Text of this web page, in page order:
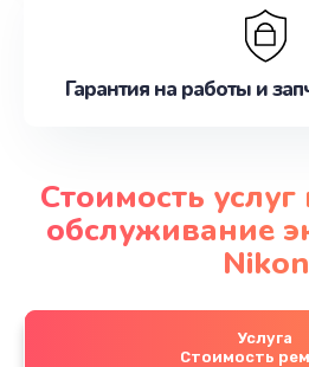
Гарантия на работы и
Стоимость
обслуживание
Nikon
Услуга
Стоимость